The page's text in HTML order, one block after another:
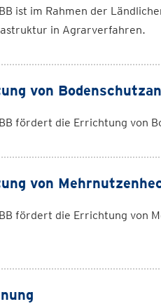
ist im Rahmen der
in Agrarverfahren.
von
fördert die Errichtung von
von
fördert die Errichtung von